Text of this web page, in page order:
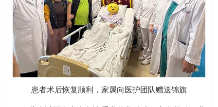
患者术后恢复顺利，家属向医护团队赠送锦旗